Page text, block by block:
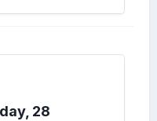
28